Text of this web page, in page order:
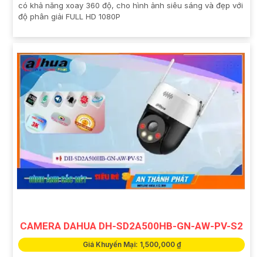
có khả năng xoay 360 độ, cho hình ảnh siêu sáng và đẹp với
độ phân giải FULL HD 1080P
CAMERA DAHUA DH-SD2A500HB-GN-AW-PV-S2
Giá Khuyến Mại: 1,500,000 ₫